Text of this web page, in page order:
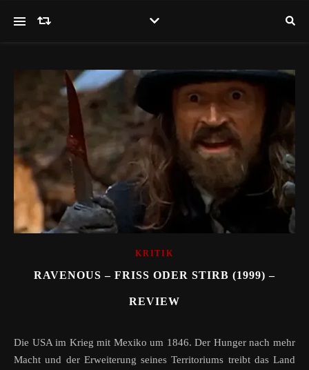
KRITIK
RAVENOUS – FRISS ODER STIRB (1999) –
REVIEW
Die USA im Krieg mit Mexiko um 1846. Der Hunger nach mehr
Macht und der Erweiterung seines Territoriums treibt das Land